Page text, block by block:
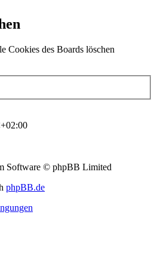
Cookies des Boards löschen
Software © phpBB Limited
phpBB.de